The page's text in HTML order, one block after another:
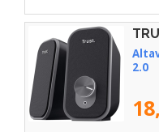
2.0